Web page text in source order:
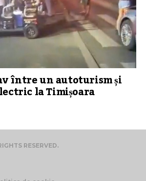
între un autoturism și
la Timișoara
RESERVED.